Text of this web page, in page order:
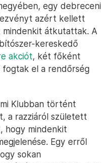
egy debreceni
azért kellett
átkutattak. A
kereskedő
akciót, két főként
el a rendőrség
Klubban történt
a razziáról született
hogy mindenkit
Egy erről
sokan